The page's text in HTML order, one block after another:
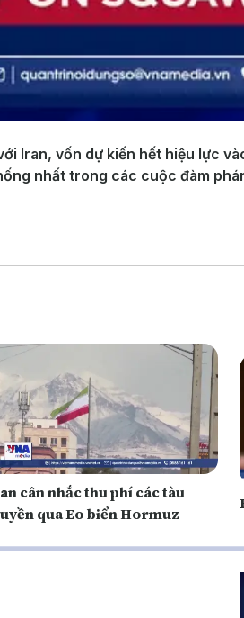
Iran, vốn dự kiến hết hiệu lực
nhất trong các cuộc đàm
cân nhắc thu phí các tàu
qua Eo biển Hormuz